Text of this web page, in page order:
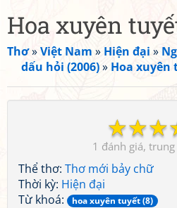
Hoa xuyên
Thơ»Việt Nam » Hiện đại »
dấu hỏi (2006)» Hoa xuyên
☆
☆
☆
1
Thể thơ: Thơ mới bảy chữ
Thời kỳ: Hiện đại
Từ khoá:
hoa xuyên tuyết (8)